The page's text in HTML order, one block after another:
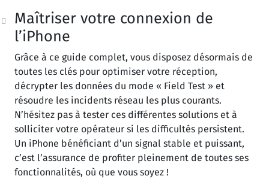
Maîtriser votre connexion de
l’iPhone
Grâce à ce guide complet, vous disposez désormais de
toutes les clés pour optimiser votre réception,
décrypter les données du mode « Field Test » et
résoudre les incidents réseau les plus courants.
N’hésitez pas à tester ces différentes solutions et à
solliciter votre opérateur si les difficultés persistent.
Un iPhone bénéficiant d’un signal stable et puissant,
c’est l’assurance de profiter pleinement de toutes ses
fonctionnalités, où que vous soyez !